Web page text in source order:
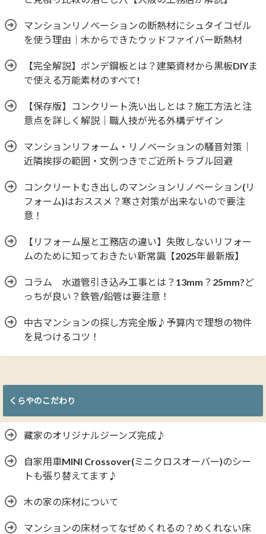
マンションリノベーションの断熱材にシュタイコゼル
を使う理由｜木からできたウッドファイバー断熱材
【完全解説】ボンデ鋼板とは？建築資材から黒板DIYま
で使える万能素材のすべて!
【保存版】コンクリート洗い出しとは？施工方法と注
意点を詳しく解説｜職人技が光る外構デザイン
マンションリフォーム・リノベーションの騒音対策｜
近隣挨拶の範囲・文例つきでご近所トラブル回避
コンクリートむき出しのマンションリノベーション(リ
フォーム)はおススメ？寒さ対策が出来ないので要注
意！
【リフォーム屋と工務店の違い】失敗しないリフォー
ムのために知っておきたい新常識【2025年最新版】
コラム 水道管引き込み工事とは？13mm？25mm?ど
っちが良い？鉄管/鉛管は要注意！
中古マンションの探し方完全版♪予算内で理想の物件
を見つけるコツ！
くらやのこだわり
藏家のオリジナルジーンズ完成♪
自家用車MINI Crossover(ミニクロスオーバー)のシー
トも張り替えてます♪
木の家の床材について
マンションの床材ってなぜめくれるの？めくれない床